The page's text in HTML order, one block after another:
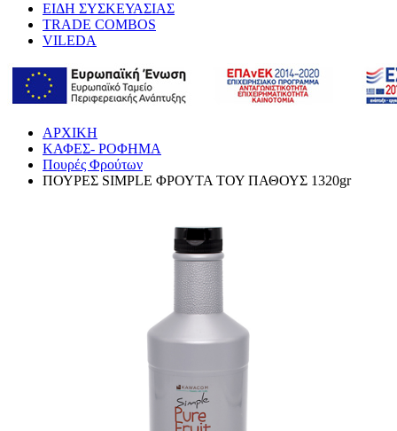
ΕΙΔΗ ΣΥΣΚΕΥΑΣΙΑΣ
TRADE COMBOS
VILEDA
ΑΡΧΙΚΗ
ΚΑΦΕΣ- ΡΟΦΗΜΑ
Πουρές Φρούτων
ΠΟΥΡΕΣ SIMPLE ΦΡΟΥΤΑ ΤΟΥ ΠΑΘΟΥΣ 1320gr